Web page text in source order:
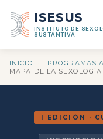
ISESUS
INSTITUTO DE
SUSTANTIVA
INICIO PROGRAMAS
MAPA DE LA
I EDICIÓN ·